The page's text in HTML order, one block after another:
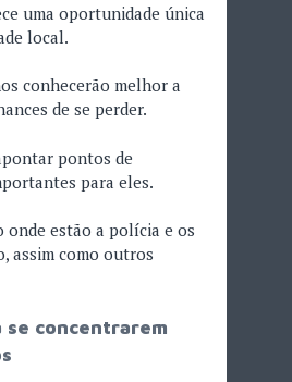
uma oportunidade única
local.
conhecerão melhor a
de se perder.
pontos de
para eles.
onde estão a polícia e os
assim como outros
se concentrarem